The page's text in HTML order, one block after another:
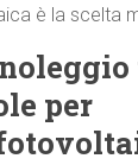
è la scelta
per